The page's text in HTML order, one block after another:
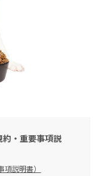
約・重要事項説
説明書）